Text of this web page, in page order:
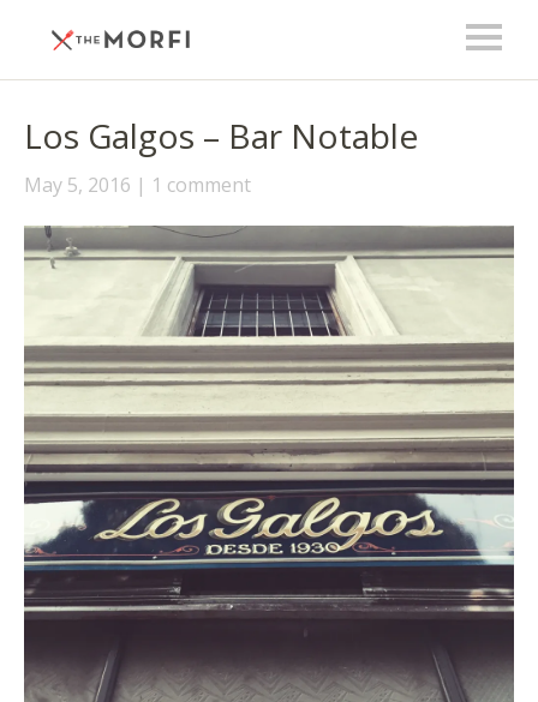
Los Galgos – Bar Notable
May 5, 2016 1 comment